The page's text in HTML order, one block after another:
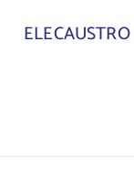
ELECAUSTRO